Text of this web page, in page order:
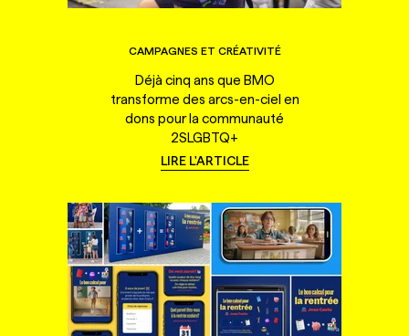
CAMPAGNES ET CRÉATIVITÉ
Déjà cinq ans que BMO
transforme des arcs-en-ciel en
dons pour la communauté
2SLGBTQ+
LIRE L'ARTICLE